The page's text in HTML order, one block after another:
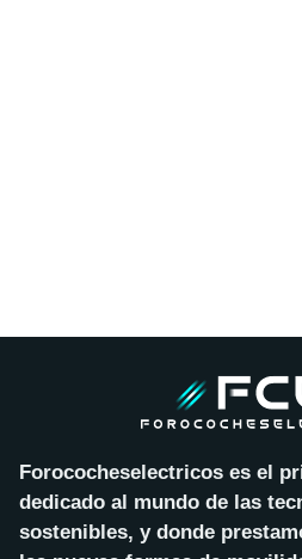
Forococheselectricos es el
dedicado al mundo de las
sostenibles, y donde